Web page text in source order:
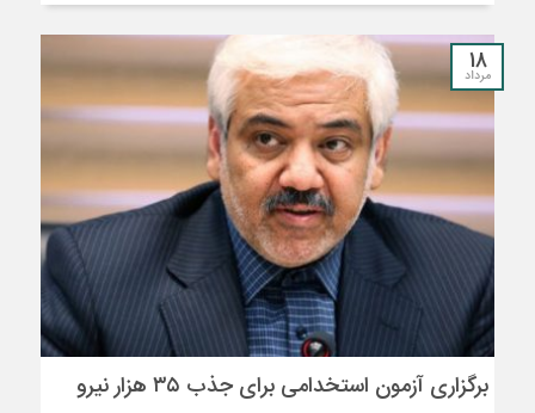
18
مرداد
برگزاری آزمون استخدامی برای جذب ۳۵ هزار نیرو